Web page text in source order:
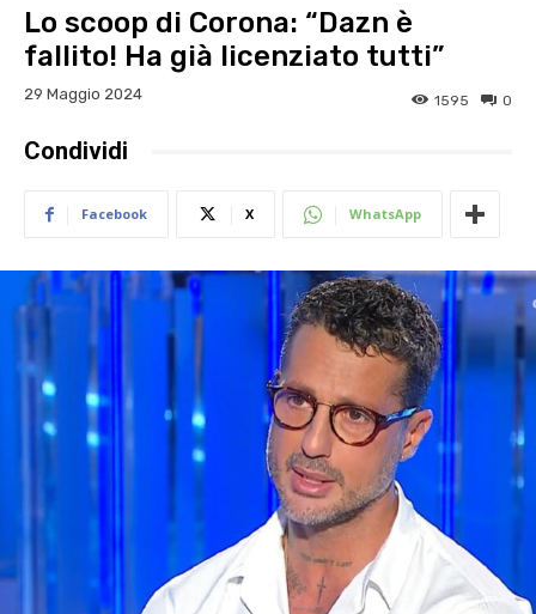
Lo scoop di Corona: “Dazn è
fallito! Ha già licenziato tutti”
29 Maggio 2024 0
1595
Condividi
Facebook X WhatsApp